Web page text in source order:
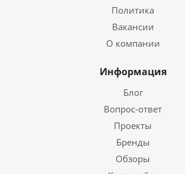
Политика
Вакансии
О компании
Информация
Блог
Вопрос-ответ
Проекты
Бренды
Обзоры